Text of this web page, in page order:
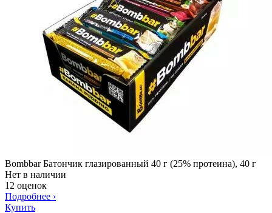
Bombbar Батончик глазированный 40 г (25% протеина), 40 г
Нет в наличии
12 оценок
Подробнее ›
Купить